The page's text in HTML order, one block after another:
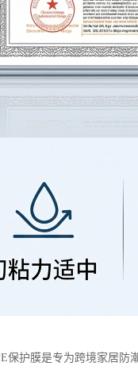
保护膜是专为跨境家居防